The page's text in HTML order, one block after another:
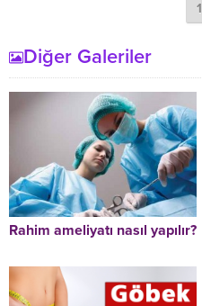
1
Diğer Galeriler
Rahim ameliyatı nasıl yapılır?